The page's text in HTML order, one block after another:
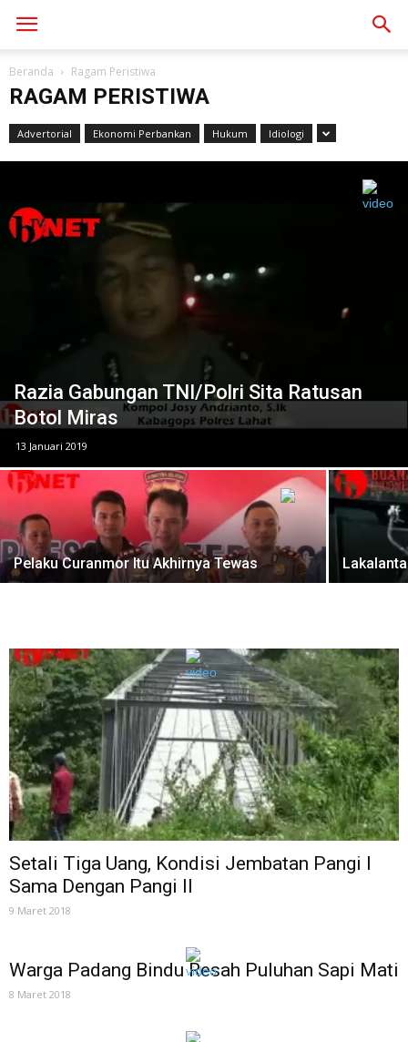
Beranda Ragam Peristiwa
RAGAM PERISTIWA
Advertorial Ekonomi Perbankan Hukum Idiologi
Razia Gabungan TNI/Polri Sita Ratusan
Botol Miras
13 Januari 2019
Pelaku Curanmor Itu Akhirnya Tewas
Setali Tiga Uang, Kondisi Jembatan Pangi I
Sama Dengan Pangi II
9 Maret 2018
Warga Padang Bindu Resah Puluhan Sapi Mati
8 Maret 2018